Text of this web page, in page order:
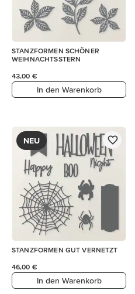
STANZFORMEN SCHÖNER
WEIHNACHTSSTERN
43,00 €
In den Warenkorb
NEU
STANZFORMEN GUT VERNETZT
46,00 €
In den Warenkorb